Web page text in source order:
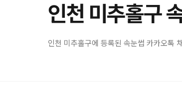
인천 미추홀구
인천 미추홀구에 등록된 속눈썹 카카오톡